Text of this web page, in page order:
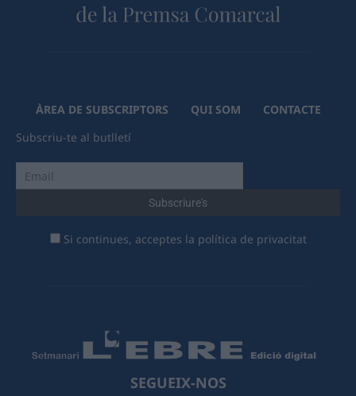
ÀREA DE SUBSCRIPTORS QUI SOM
CONTACTE
Subscriu-te al butlletí
Si continues, acceptes la política de privacitat
SEGUEIX-NOS